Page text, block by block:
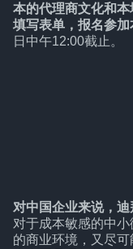
本的代理商文化和本
填写表单，报名参加
日中午12:00截止。
对中国企业来说，
对于成本敏感的中
的商业环境，又尽